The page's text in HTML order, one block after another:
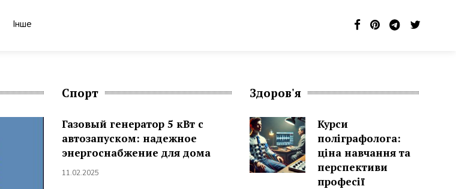
Інше
Спорт
Газовый генератор 5 кВт с
автозапуском: надежное
энергоснабжение для дома
11.02.2025
Здоров'я
Курси
поліграфолога:
ціна навчання та
перспективи
професії